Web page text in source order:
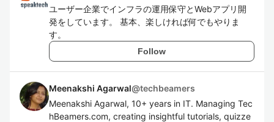
ユーザー企業でインフラの運用保守とWebアプリ開
発をしています。 基本、楽しければ何でもやりま
す。
Follow
Meenakshi Agarwal@techbeamers
Meenakshi Agarwal, 10+ years in IT. Managing Tec
hBeamers.com, creating insightful tutorials, quizze